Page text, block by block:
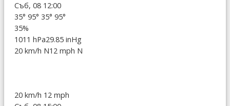
Съб, 08 12:00
35° 95° 35° 95°
35%
1011 hPa29.85 inHg
20 km/h N12 mph N
20 km/h 12 mph